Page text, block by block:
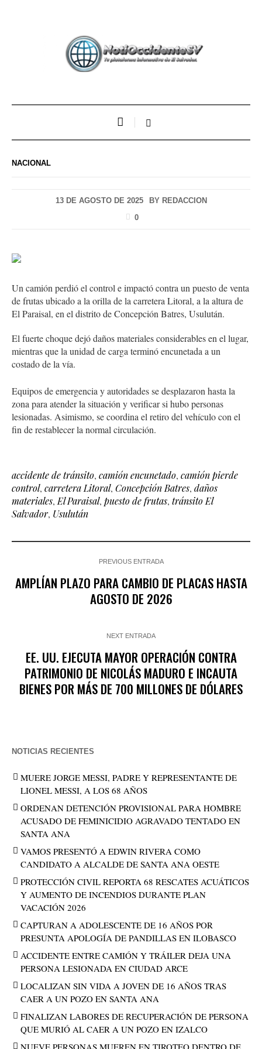
NACIONAL
13 DE AGOSTO DE 2025 BY REDACCION
0
Un camión perdió el control e impactó contra un puesto de venta
de frutas ubicado a la orilla de la carretera Litoral, a la altura de
El Paraisal, en el distrito de Concepción Batres, Usulután.
El fuerte choque dejó daños materiales considerables en el lugar,
mientras que la unidad de carga terminó encunetada a un
costado de la vía.
Equipos de emergencia y autoridades se desplazaron hasta la
zona para atender la situación y verificar si hubo personas
lesionadas. Asimismo, se coordina el retiro del vehículo con el
fin de restablecer la normal circulación.
accidente de tránsito, camión encunetado, camión pierde
control, carretera Litoral, Concepción Batres, daños
materiales,El Paraisal, puesto de frutas, tránsito El
Salvador, Usulután
PREVIOUS ENTRADA
AMPLÍAN PLAZO PARA CAMBIO DE PLACAS HASTA
AGOSTO DE 2026
NEXT ENTRADA
EE. UU. EJECUTA MAYOR OPERACIÓN CONTRA
PATRIMONIO DE NICOLÁS MADURO E INCAUTA
BIENES POR MÁS DE 700 MILLONES DE DÓLARES
NOTICIAS RECIENTES
MUERE JORGE MESSI, PADRE Y REPRESENTANTE DE
LIONEL MESSI, A LOS 68 AÑOS
ORDENAN DETENCIÓN PROVISIONAL PARA HOMBRE
ACUSADO DE FEMINICIDIO AGRAVADO TENTADO EN
SANTA ANA
VAMOS PRESENTÓ A EDWIN RIVERA COMO
CANDIDATO A ALCALDE DE SANTA ANA OESTE
PROTECCIÓN CIVIL REPORTA 68 RESCATES ACUÁTICOS
Y AUMENTO DE INCENDIOS DURANTE PLAN
VACACIÓN 2026
CAPTURAN A ADOLESCENTE DE 16 AÑOS POR
PRESUNTA APOLOGÍA DE PANDILLAS EN ILOBASCO
ACCIDENTE ENTRE CAMIÓN Y TRÁILER DEJA UNA
PERSONA LESIONADA EN CIUDAD ARCE
LOCALIZAN SIN VIDA A JOVEN DE 16 AÑOS TRAS
CAER A UN POZO EN SANTA ANA
FINALIZAN LABORES DE RECUPERACIÓN DE PERSONA
QUE MURIÓ AL CAER A UN POZO EN IZALCO